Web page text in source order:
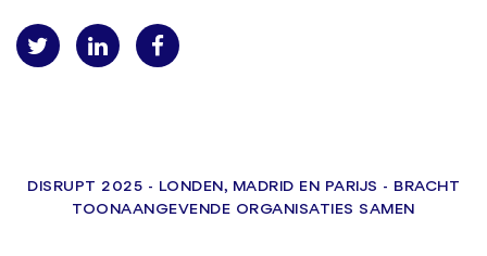
DISRUPT 2025 - LONDEN, MADRID EN PARIJS - BRACHT
TOONAANGEVENDE ORGANISATIES SAMEN